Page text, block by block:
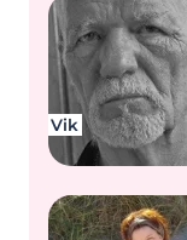
Vik